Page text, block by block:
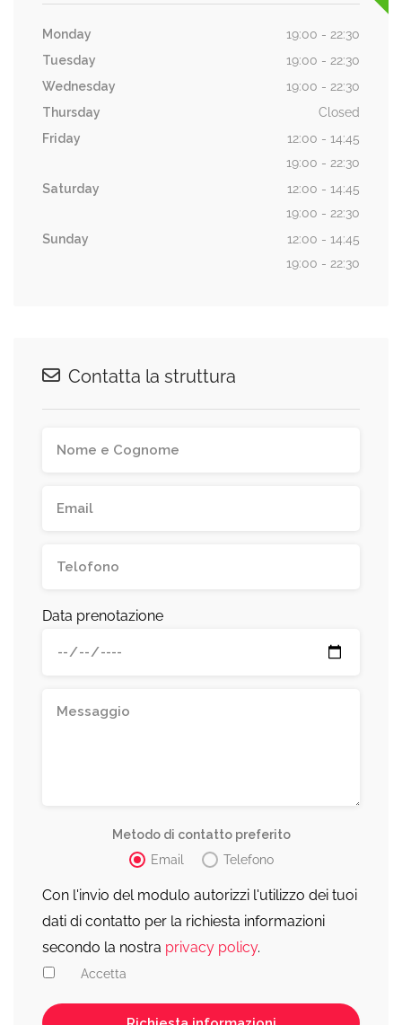
Monday
19:00 - 22:30
Tuesday
19:00 - 22:30
Wednesday
19:00 - 22:30
Thursday
Closed
Friday
12:00 - 14:45
19:00 - 22:30
Saturday
12:00 - 14:45
19:00 - 22:30
Sunday
12:00 - 14:45
19:00 - 22:30
Contatta la struttura
Data prenotazione
Metodo di contatto preferito
Email
Telefono
Con l'invio del modulo autorizzi l'utilizzo dei tuoi
dati di contatto per la richiesta informazioni
secondo la nostra privacy policy.
Accetta